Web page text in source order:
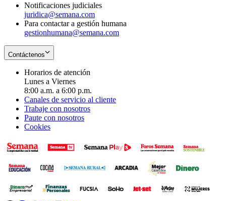
Notificaciones judiciales
juridica@semana.com
Para contactar a gestión humana
gestionhumana@semana.com
Contáctenos
Horarios de atención
Lunes a Viernes
8:00 a.m. a 6:00 p.m.
Canales de servicio al cliente
Trabaje con nosotros
Paute con nosotros
Cookies